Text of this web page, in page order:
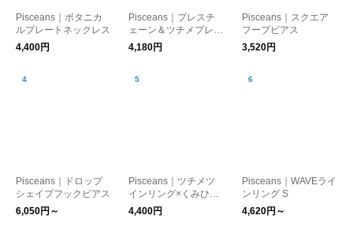
Pisceans｜ボタニカ
ルプレートネックレス
4,400円
Pisceans｜プレスチ
ェーン＆ツチメプレー
トネックレス（ステン
レス）
4,180円
Pisceans｜スクエア
フープピアス
3,520円
Pisceans｜ドロップ
シェイプフックピアス
6,050円～
Pisceans｜ツチメツ
インリング×くみひも
ネックレス
4,400円
Pisceans｜WAVEライ
ンリング S
4,620円～